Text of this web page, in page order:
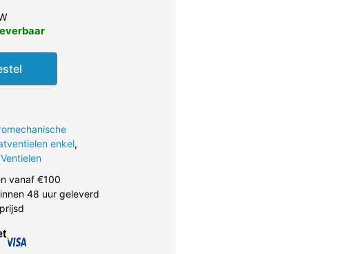
enkel,
Ventielen
vanaf €100
48 uur geleverd